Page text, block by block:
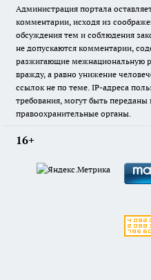
Администрация портала
комментарии, исходя из
обсуждения тем и соблюдения
не допускаются комментарии,
разжигающие межнациональную
вражду, а равно унижение
ссылок не по теме. IP-адреса
требования, могут быть
правоохранительные органы.
16+